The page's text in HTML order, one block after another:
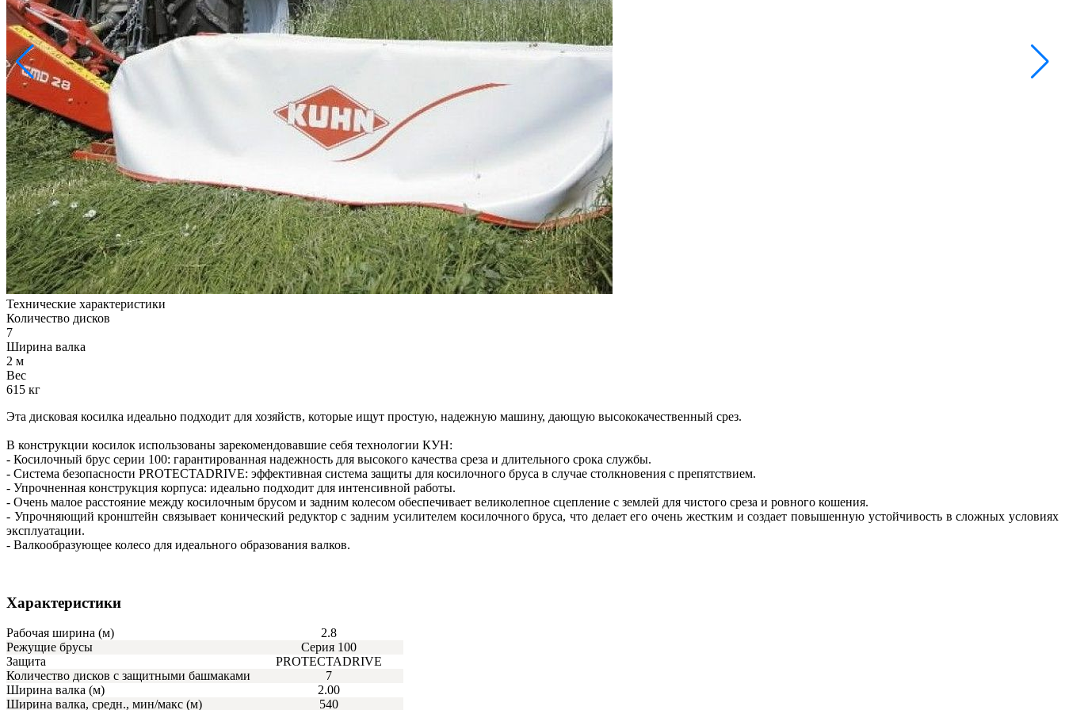
Технические характеристики
Количество дисков
7
Ширина валка
2 м
Вес
615 кг
Эта дисковая косилка идеально подходит для хозяйств, которые ищут простую, надежную машину, дающую высококачественный срез.
В конструкции косилок использованы зарекомендовавшие себя технологии КУН:
- Косилочный брус серии 100: гарантированная надежность для высокого качества среза и длительного срока службы.
- Система безопасности PROTECTADRIVE: эффективная система защиты для косилочного бруса в случае столкновения с препятствием.
- Упрочненная конструкция корпуса: идеально подходит для интенсивной работы.
- Очень малое расстояние между косилочным брусом и задним колесом обеспечивает великолепное сцепление с землей для чистого среза и ровного кошения.
- Упрочняющий кронштейн связывает конический редуктор с задним усилителем косилочного бруса, что делает его очень жестким и создает повышенную устойчивость в сложных условиях
эксплуатации.
- Валкообразующее колесо для идеального образования валков.
Характеристики
Рабочая ширина (м)
2.8
Режущие брусы
Серия 100
Защита
PROTECTADRIVE
Количество дисков с защитными башмаками
7
Ширина валка (м)
2.00
Ширина валка, средн., мин/макс (м)
540